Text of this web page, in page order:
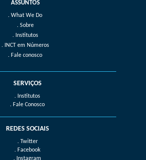
What We Do
Sobre
Institutos
INCT em Números
Fale conosco
SERVIÇOS
. Institutos
. Fale Conosco
REDES SOCIAIS
. Twitter
. Facebook
. Instagram